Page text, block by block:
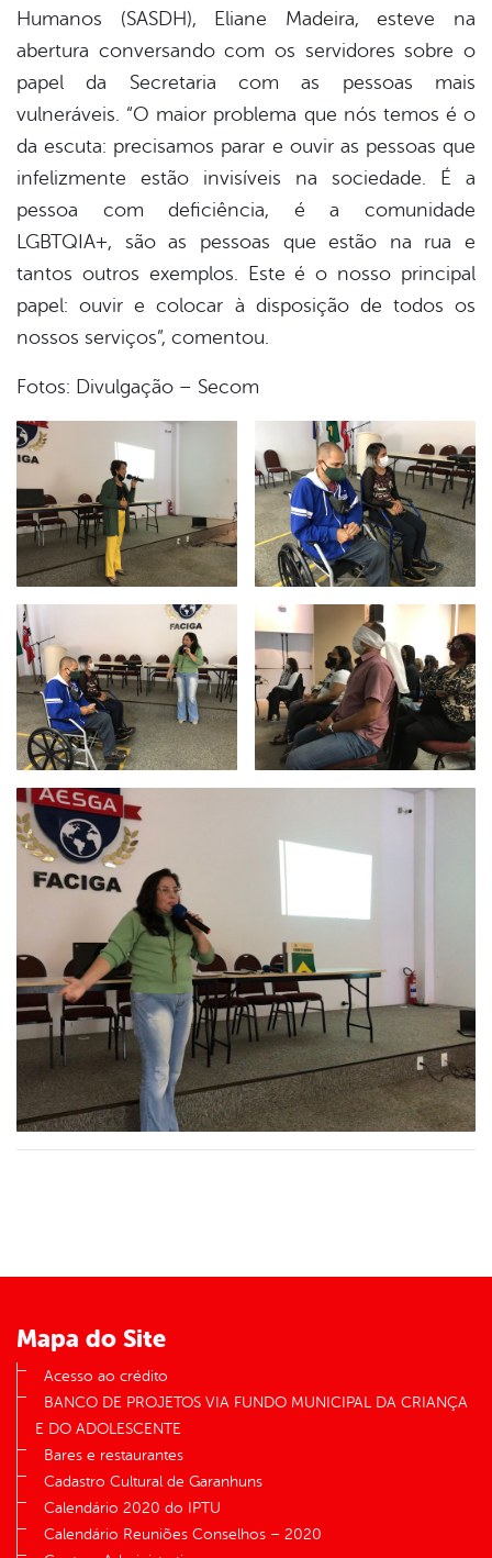
Humanos (SASDH), Eliane Madeira, esteve na
abertura conversando com os servidores sobre o
papel da Secretaria com as pessoas mais
vulneráveis. “O maior problema que nós temos é o
da escuta: precisamos parar e ouvir as pessoas que
infelizmente estão invisíveis na sociedade. É a
pessoa com deficiência, é a comunidade
LGBTQIA+, são as pessoas que estão na rua e
tantos outros exemplos. Este é o nosso principal
papel: ouvir e colocar à disposição de todos os
nossos serviços”, comentou.
Fotos: Divulgação – Secom
Mapa do Site
Acesso ao crédito
BANCO DE PROJETOS VIA FUNDO MUNICIPAL DA CRIANÇA
E DO ADOLESCENTE
Bares e restaurantes
Cadastro Cultural de Garanhuns
Calendário 2020 do IPTU
Calendário Reuniões Conselhos – 2020